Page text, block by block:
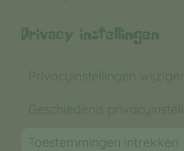
Privacy instellingen
Privacyinstellingen
Geschiedenis
Toestemmingen intrekken